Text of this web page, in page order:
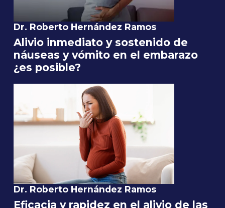
Dr. Roberto Hernández Ramos
Alivio inmediato y sostenido de
náuseas y vómito en el embarazo
¿es posible?
Dr. Roberto Hernández Ramos
Eficacia y rapidez en el alivio de las